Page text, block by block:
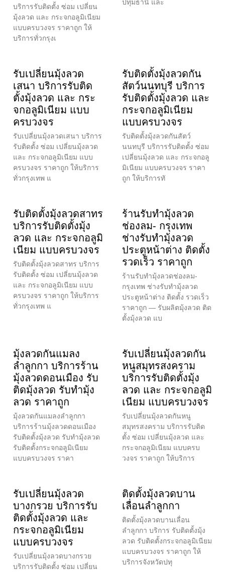
บริการรับติดตั้ง ซ่อม เปลี่ยน
มุ้งลวด และ กระจกอลูมิเนียม
แบบครบวงจร ราคาถูก ให้
บริการทั่วกรุงเ
ปทุมธานี และ
รับเปลี่ยนมุ้งลวด
เสนา บริการรับติด
ตั้งมุ้งลวด และ กระ
จกอลูมิเนียม แบบ
ครบวงจร
รับเปลี่ยนมุ้งลวดเสนา บริการ
รับติดตั้ง ซ่อม เปลี่ยนมุ้งลวด
และ กระจกอลูมิเนียม แบบ
ครบวงจร ราคาถูก ให้บริการ
ทั่วกรุงเทพ แ
รับติดตั้งมุ้งลวดกัน
สัตว์นนทบุรี บริการ
รับติดตั้งมุ้งลวด และ
กระจกอลูมิเนียม
แบบครบวงจร
รับติดตั้งมุ้งลวดกันสัตว์
นนทบุรี บริการรับติดตั้ง ซ่อม
เปลี่ยนมุ้งลวด และ กระจกอลู
มิเนียม แบบครบวงจร ราคา
ถูก ให้บริการทั
รับติดตั้งมุ้งลวดสาทร
บริการรับติดตั้งมุ้ง
ลวด และ กระจกอลูมิ
เนียม แบบครบวงจร
รับติดตั้งมุ้งลวดสาทร บริการ
รับติดตั้ง ซ่อม เปลี่ยนมุ้งลวด
และ กระจกอลูมิเนียม แบบ
ครบวงจร ราคาถูก ให้บริการ
ทั่วกรุงเทพ แ
ร้านรับทำมุ้งลวด
ช่องลม- กรุงเทพ
ช่างรับทำมุ้งลวด
ประตูหน้าต่าง ติดตั้ง
รวดเร็ว ราคาถูก
ร้านรับทำมุ้งลวดช่องลม-
กรุงเทพ ช่างรับทำมุ้งลวด
ประตูหน้าต่าง ติดตั้ง รวดเร็ว
ราคาถูก — รับผลิตมุ้งลวด ติด
ตั้งมุ้งลวด แบ
มุ้งลวดกันแมลง
ลำลูกกา บริการร้าน
มุ้งลวดดอนเมือง รับ
ติดมุ้งลวด รับทำมุ้ง
ลวด ราคาถูก
มุ้งลวดกันแมลงลำลูกกา
บริการร้านมุ้งลวดดอนเมือง
รับติดตั้งมุ้งลวด รับทำมุ้งลวด
รับติดตั้งกระจกอลูมิเนียม
แบบครบวงจร ราคา
รับเปลี่ยนมุ้งลวดกัน
หนูสมุทรสงคราม
บริการรับติดตั้งมุ้ง
ลวด และ กระจกอลูมิ
เนียม แบบครบวงจร
รับเปลี่ยนมุ้งลวดกันหนู
สมุทรสงคราม บริการรับติด
ตั้ง ซ่อม เปลี่ยนมุ้งลวด และ
กระจกอลูมิเนียม แบบครบ
วงจร ราคาถูก ให้บริการ
รับเปลี่ยนมุ้งลวด
บางกรวย บริการรับ
ติดตั้งมุ้งลวด และ
กระจกอลูมิเนียม
แบบครบวงจร
รับเปลี่ยนมุ้งลวดบางกรวย
บริการรับติดตั้ง ซ่อม เปลี่ยน
ติดตั้งมุ้งลวดบาน
เลื่อนลำลูกกา
ติดตั้งมุ้งลวดบานเลื่อน
ลำลูกกา บริการ รับติดตั้งมุ้ง
ลวด รับติดตั้งกระจกอลูมิเนียม
แบบครบวงจร ราคาถูก ให้
บริการจังหวัดปทุ